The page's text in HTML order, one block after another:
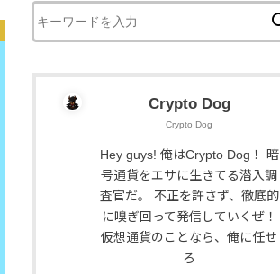
Crypto Dog
Crypto Dog
Hey guys! 俺はCrypto Dog！ 暗
号通貨をエサに生きてる潜入調
査官だ。 不正を許さず、徹底的
に嗅ぎ回って発信していくぜ！
仮想通貨のことなら、俺に任せ
ろ